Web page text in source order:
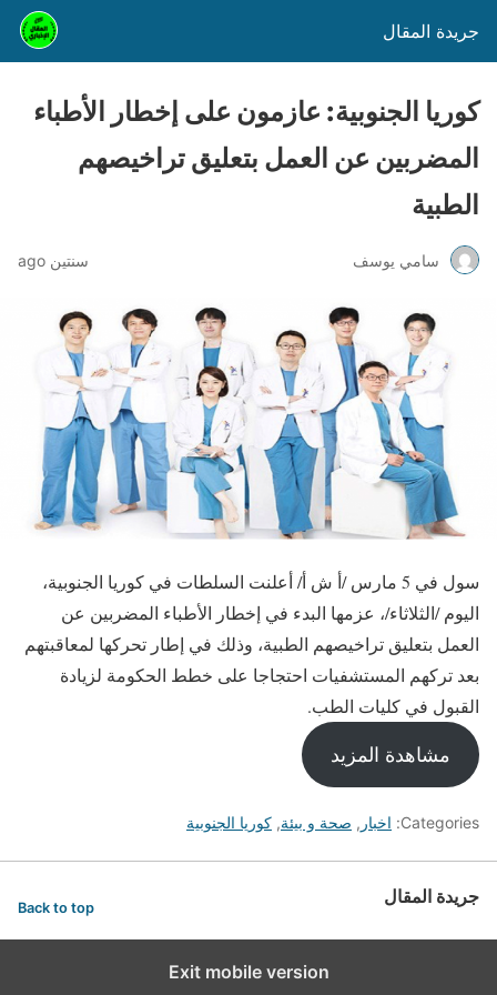
جريدة المقال
كوريا الجنوبية: عازمون على إخطار الأطباء
المضربين عن العمل بتعليق تراخيصهم
الطبية
سامي يوسف سنتين ago
سول في 5 مارس /أ ش أ/ أعلنت السلطات في كوريا الجنوبية،
اليوم /الثلاثاء/، عزمها البدء في إخطار الأطباء المضربين عن
العمل بتعليق تراخيصهم الطبية، وذلك في إطار تحركها لمعاقبتهم
بعد تركهم المستشفيات احتجاجا على خطط الحكومة لزيادة
القبول في كليات الطب.
مشاهدة المزيد
Categories: اخبار , صحة و بيئة, كوريا الجنوبية
جريدة المقال Back to top
Exit mobile version